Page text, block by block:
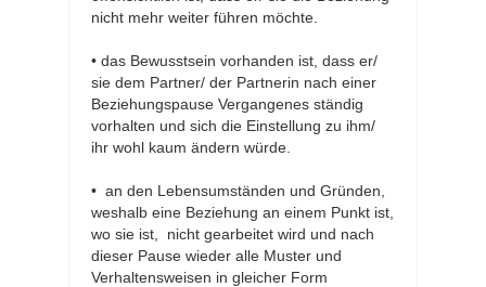
nicht mehr weiter führen möchte.
• das Bewusstsein vorhanden ist, dass er/
sie dem Partner/ der Partnerin nach einer
Beziehungspause Vergangenes ständig
vorhalten und sich die Einstellung zu ihm/
ihr wohl kaum ändern würde.
• an den Lebensumständen und Gründen,
weshalb eine Beziehung an einem Punkt ist,
wo sie ist, nicht gearbeitet wird und nach
dieser Pause wieder alle Muster und
Verhaltensweisen in gleicher Form